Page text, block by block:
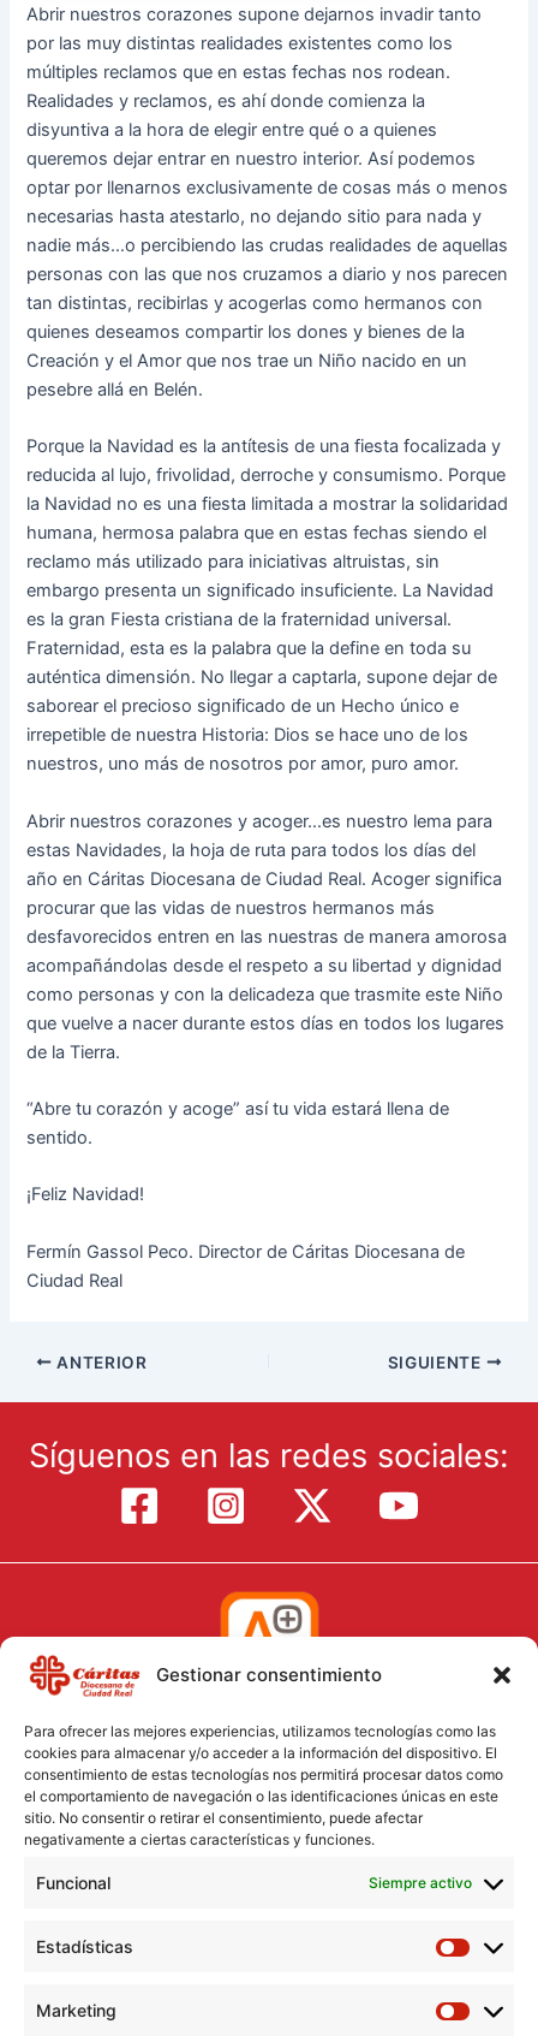
Gestionar consentimiento
Para ofrecer las mejores experiencias, utilizamos tecnologías como las
cookies para almacenar y/o acceder a la información del dispositivo. El
consentimiento de estas tecnologías nos permitirá procesar datos como
el comportamiento de navegación o las identificaciones únicas en este
sitio. No consentir o retirar el consentimiento, puede afectar
negativamente a ciertas características y funciones.
Funcional Siempre activo
Estadísticas
Marketing
Abrir nuestros corazones supone dejarnos invadir tanto
por las muy distintas realidades existentes como los
múltiples reclamos que en estas fechas nos rodean.
Realidades y reclamos, es ahí donde comienza la
disyuntiva a la hora de elegir entre qué o a quienes
queremos dejar entrar en nuestro interior. Así podemos
optar por llenarnos exclusivamente de cosas más o menos
necesarias hasta atestarlo, no dejando sitio para nada y
nadie más…o percibiendo las crudas realidades de aquellas
personas con las que nos cruzamos a diario y nos parecen
tan distintas, recibirlas y acogerlas como hermanos con
quienes deseamos compartir los dones y bienes de la
Creación y el Amor que nos trae un Niño nacido en un
pesebre allá en Belén.
Porque la Navidad es la antítesis de una fiesta focalizada y
reducida al lujo, frivolidad, derroche y consumismo. Porque
la Navidad no es una fiesta limitada a mostrar la solidaridad
humana, hermosa palabra que en estas fechas siendo el
reclamo más utilizado para iniciativas altruistas, sin
embargo presenta un significado insuficiente. La Navidad
es la gran Fiesta cristiana de la fraternidad universal.
Fraternidad, esta es la palabra que la define en toda su
auténtica dimensión. No llegar a captarla, supone dejar de
saborear el precioso significado de un Hecho único e
irrepetible de nuestra Historia: Dios se hace uno de los
nuestros, uno más de nosotros por amor, puro amor.
Abrir nuestros corazones y acoger…es nuestro lema para
estas Navidades, la hoja de ruta para todos los días del
año en Cáritas Diocesana de Ciudad Real. Acoger significa
procurar que las vidas de nuestros hermanos más
desfavorecidos entren en las nuestras de manera amorosa
acompañándolas desde el respeto a su libertad y dignidad
como personas y con la delicadeza que trasmite este Niño
que vuelve a nacer durante estos días en todos los lugares
de la Tierra.
“Abre tu corazón y acoge” así tu vida estará llena de
sentido.
¡Feliz Navidad!
Fermín Gassol Peco. Director de Cáritas Diocesana de
Ciudad Real
ANTERIOR SIGUIENTE
Síguenos en las redes sociales:
Aviso Legal
Política de Cookies